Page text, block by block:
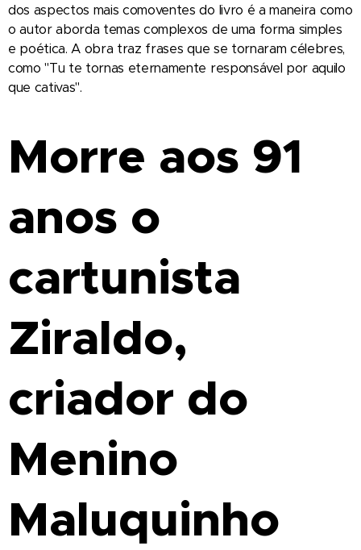
dos aspectos mais comoventes do livro é a maneira como
o autor aborda temas complexos de uma forma simples
e poética. A obra traz frases que se tornaram célebres,
como "Tu te tornas eternamente responsável por aquilo
que cativas".
Morre aos 91
anos o
cartunista
Ziraldo,
criador do
Menino
Maluquinho